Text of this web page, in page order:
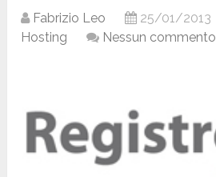
Fabrizio Leo 25/01/2013
Hosting
Nessun commento